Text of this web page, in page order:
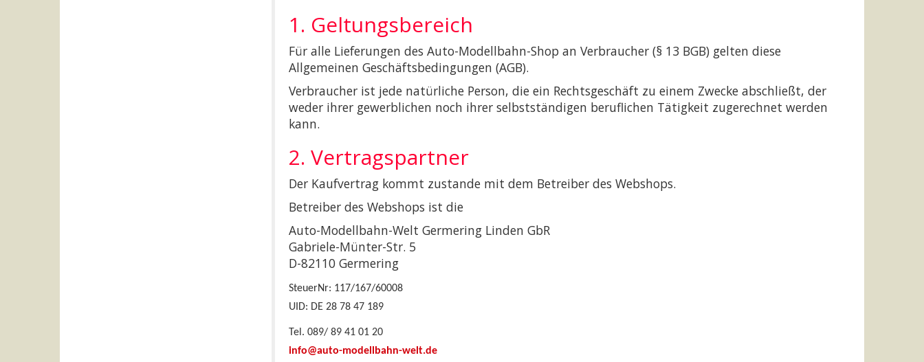
1. Geltungsbereich
Für alle Lieferungen des Auto-Modellbahn-Shop an Verbraucher (§ 13 BGB) gelten diese
Allgemeinen Geschäftsbedingungen (AGB).
Verbraucher ist jede natürliche Person, die ein Rechtsgeschäft zu einem Zwecke abschließt, der
weder ihrer gewerblichen noch ihrer selbstständigen beruflichen Tätigkeit zugerechnet werden
kann.
2. Vertragspartner
Der Kaufvertrag kommt zustande mit dem Betreiber des Webshops.
Betreiber des Webshops ist die
Auto-Modellbahn-Welt Germering Linden GbR
Gabriele-Münter-Str. 5
D-82110 Germering
SteuerNr: 117/167/60008
UID: DE 28 78 47 189
Tel. 089/ 89 41 01 20
info@auto-modellbahn-welt.de